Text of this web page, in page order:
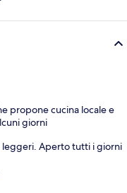
propone cucina locale e
giorni
leggeri. Aperto tutti i giorni